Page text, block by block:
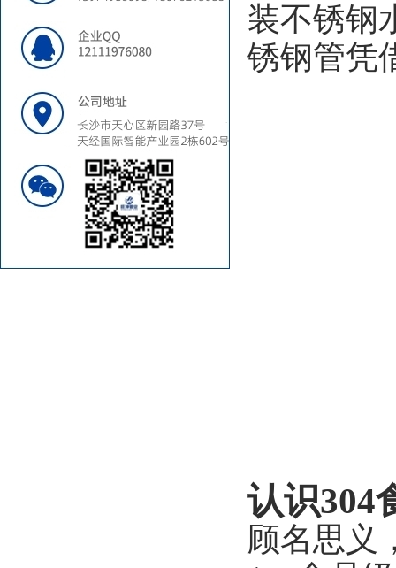
装不锈钢
锈钢管凭
认识304
顾名思义